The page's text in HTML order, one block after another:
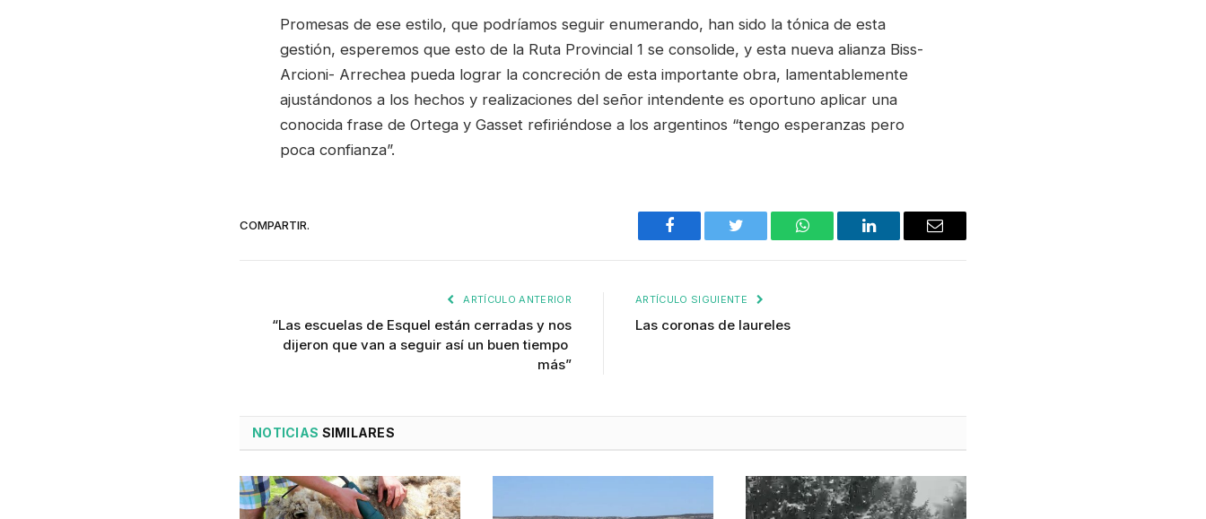
Promesas de ese estilo, que podríamos seguir enumerando, han sido la tónica de esta
gestión, esperemos que esto de la Ruta Provincial 1 se consolide, y esta nueva alianza Biss-
Arcioni- Arrechea pueda lograr la concreción de esta importante obra, lamentablemente
ajustándonos a los hechos y realizaciones del señor intendente es oportuno aplicar una
conocida frase de Ortega y Gasset refiriéndose a los argentinos “tengo esperanzas pero
poca confianza”.
COMPARTIR.
Facebook Twitter WhatsAppLinkedIn Email
ARTÍCULO ANTERIOR
“Las escuelas de Esquel están cerradas y nos
dijeron que van a seguir así un buen tiempo
más”
ARTÍCULO SIGUIENTE
Las coronas de laureles
NOTICIAS SIMILARES